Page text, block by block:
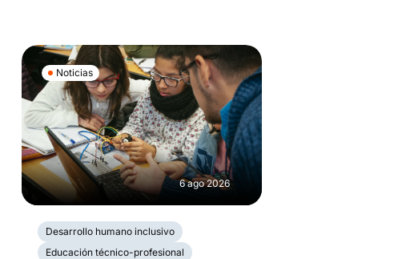
Noticias
6 ago 2026
Desarrollo humano inclusivo
Educación técnico-profesional